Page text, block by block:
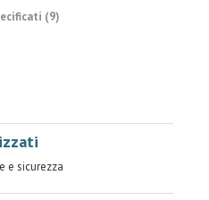
(9)
e sicurezza